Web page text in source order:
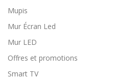
Mupis
Mur Écran Led
Mur LED
Offres et promotions
Smart TV